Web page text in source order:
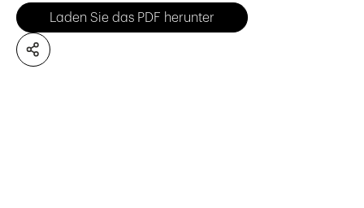
Laden Sie das PDF herunter